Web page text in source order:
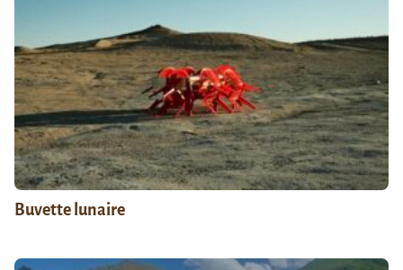
Buvette lunaire